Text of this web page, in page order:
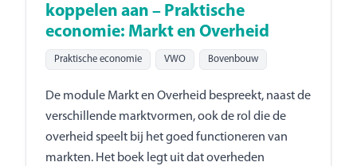
koppelen aan – Praktische
economie: Markt en Overheid
Praktische economie VWO Bovenbouw
De module Markt en Overheid bespreekt, naast de
verschillende marktvormen, ook de rol die de
overheid speelt bij het goed functioneren van
markten. Het boek legt uit dat overheden